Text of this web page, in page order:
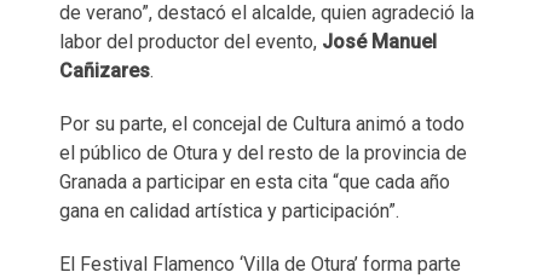
de verano”, destacó el alcalde, quien agradeció la
labor del productor del evento, José Manuel
Cañizares.
Por su parte, el concejal de Cultura animó a todo
el público de Otura y del resto de la provincia de
Granada a participar en esta cita “que cada año
gana en calidad artística y participación”.
El Festival Flamenco ‘Villa de Otura’ forma parte